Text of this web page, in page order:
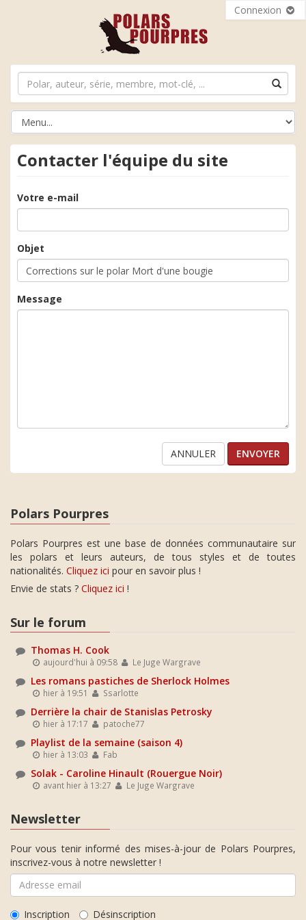
Connexion
Contacter l'équipe du site
Votre e-mail
Objet
Message
ANNULER
Polars Pourpres
Polars Pourpres est une base de données communautaire sur
les polars et leurs auteurs, de tous styles et de toutes
nationalités. Cliquez ici pour en savoir plus !
Envie de stats ? Cliquez ici !
Sur le forum
Thomas H. Cook
aujourd'hui à 09:58 Le Juge Wargrave
Les romans pastiches de Sherlock Holmes
hier à 19:51 Ssarlotte
Derrière la chair de Stanislas Petrosky
hier à 17:17 patoche77
Playlist de la semaine (saison 4)
hier à 13:03 Fab
Solak - Caroline Hinault (Rouergue Noir)
avant hier à 13:27 Le Juge Wargrave
Newsletter
Pour vous tenir informé des mises-à-jour de Polars Pourpres,
inscrivez-vous à notre newsletter !
Inscription Désinscription